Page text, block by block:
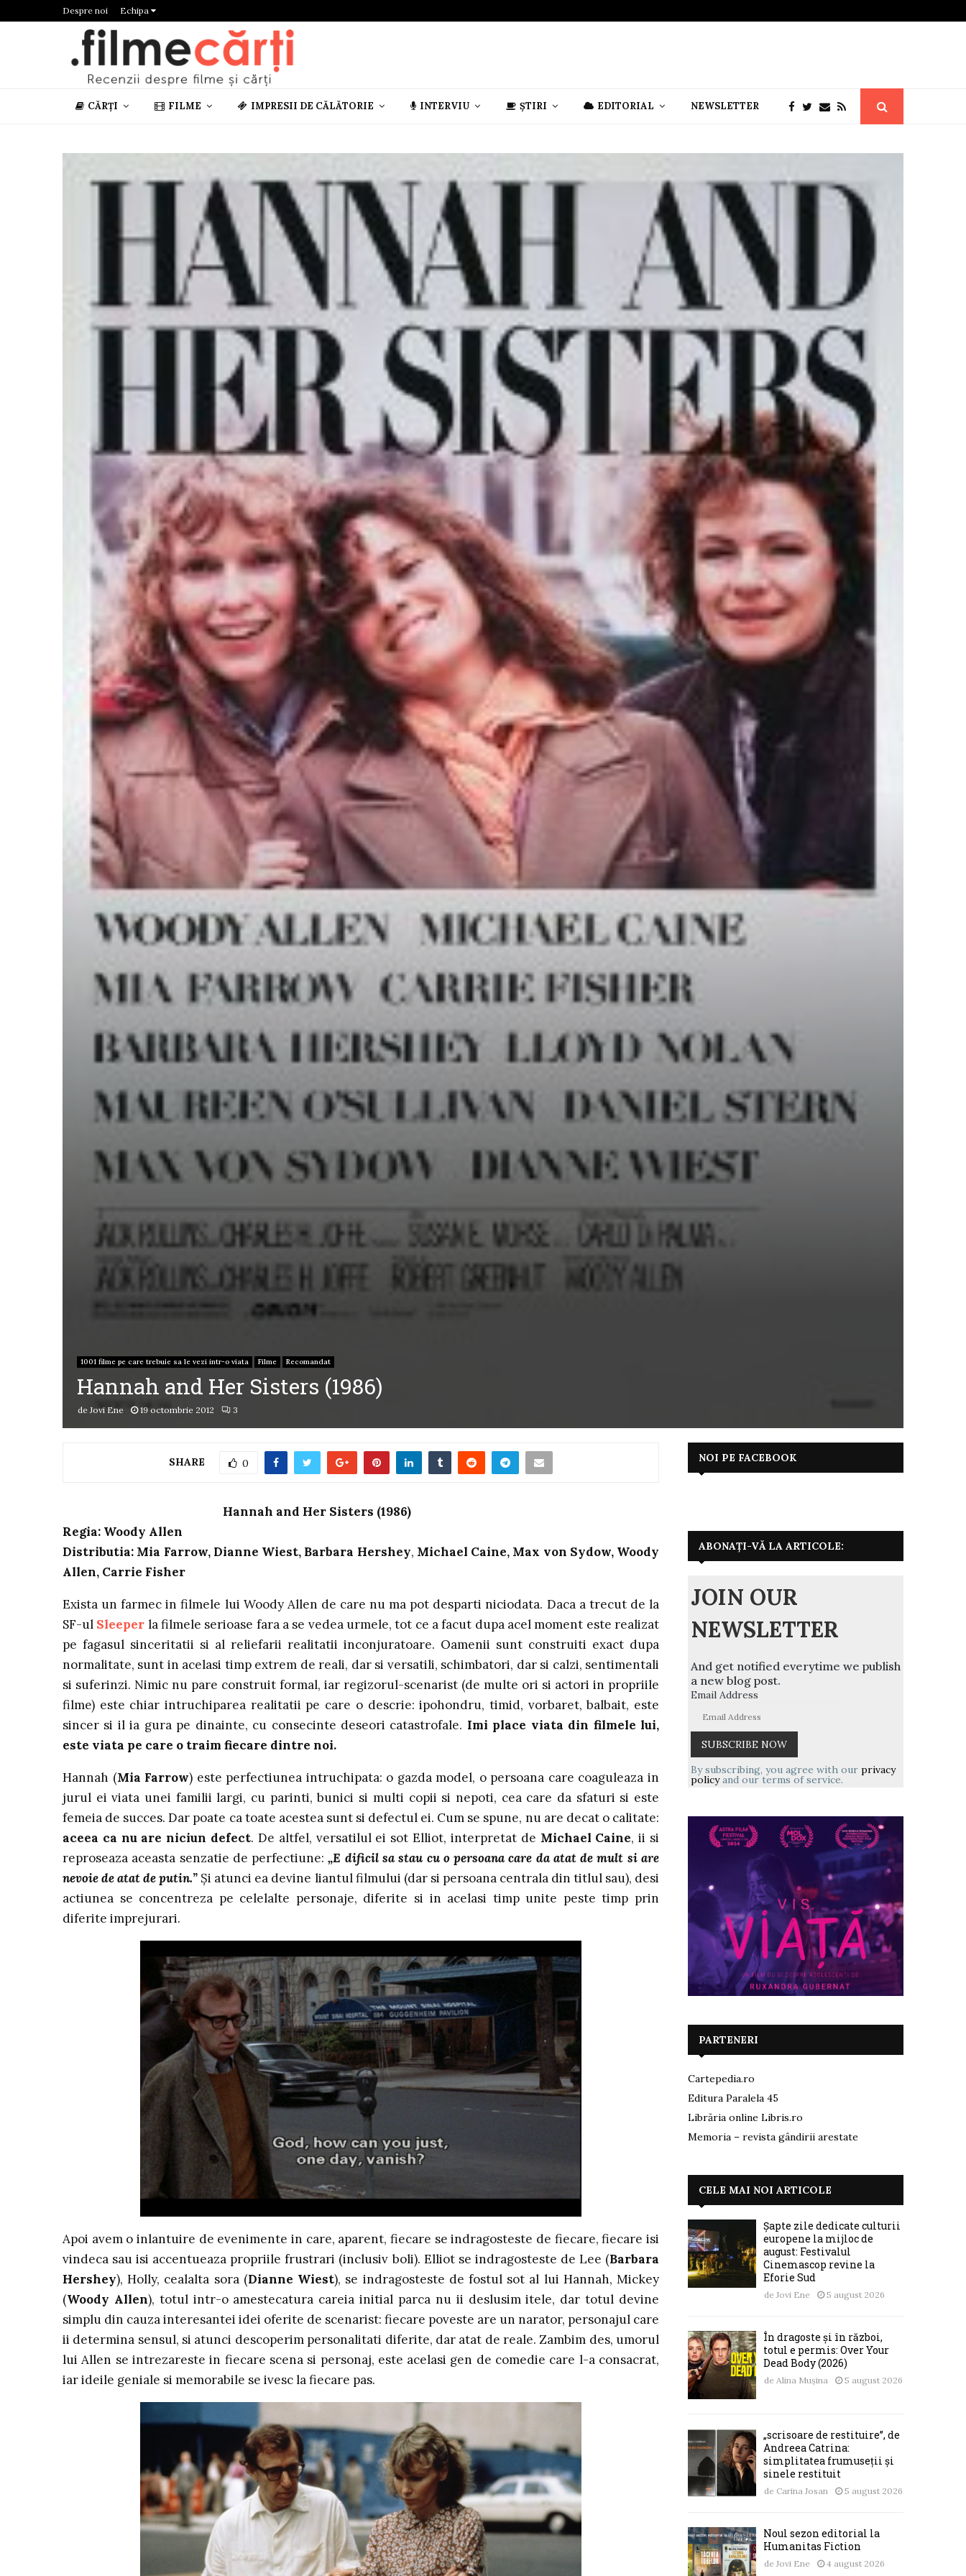
Despre noi Echipa
CĂRȚI FILME IMPRESII DE CĂLĂTORIE INTERVIU ȘTIRI EDITORIAL NEWSLETTER
1001 filme pe care trebuie sa le vezi intr-o viata Filme Recomandat
Hannah and Her Sisters (1986)
deJovi Ene 19 octombrie 2012 3
SHARE 0
Hannah and Her Sisters (1986)
Regia: Woody Allen
Distributia: Mia Farrow, Dianne Wiest, Barbara Hershey, Michael Caine, Max von Sydow, Woody
Allen, Carrie Fisher
Exista un farmec in filmele lui Woody Allen de care nu ma pot desparti niciodata. Daca a trecut de la
SF-ul Sleeper la filmele serioase fara a se vedea urmele, tot ce a facut dupa acel moment este realizat
pe fagasul sinceritatii si al reliefarii realitatii inconjuratoare. Oamenii sunt construiti exact dupa
normalitate, sunt in acelasi timp extrem de reali, dar si versatili, schimbatori, dar si calzi, sentimentali
si suferinzi. Nimic nu pare construit formal, iar regizorul-scenarist (de multe ori si actori in propriile
filme) este chiar intruchiparea realitatii pe care o descrie: ipohondru, timid, vorbaret, balbait, este
sincer si il ia gura pe dinainte, cu consecinte deseori catastrofale. Imi place viata din filmele lui,
este viata pe care o traim fiecare dintre noi.
Hannah (Mia Farrow) este perfectiunea intruchipata: o gazda model, o persoana care coaguleaza in
jurul ei viata unei familii largi, cu parinti, bunici si multi copii si nepoti, cea care da sfaturi si este
femeia de succes. Dar poate ca toate acestea sunt si defectul ei. Cum se spune, nu are decat o calitate:
aceea ca nu are niciun defect. De altfel, versatilul ei sot Elliot, interpretat de Michael Caine, ii si
reproseaza aceasta senzatie de perfectiune:„E dificil sa stau cu o persoana care da atat de mult si are
nevoie de atat de putin.” Şi atunci ea devine liantul filmului (dar si persoana centrala din titlul sau), desi
actiunea se concentreza pe celelalte personaje, diferite si in acelasi timp unite peste timp prin
diferite imprejurari.
Apoi avem o inlantuire de evenimente in care, aparent, fiecare se indragosteste de fiecare, fiecare isi
vindeca sau isi accentueaza propriile frustrari (inclusiv boli). Elliot se indragosteste de Lee (Barbara
Hershey), Holly, cealalta sora (Dianne Wiest), se indragosteste de fostul sot al lui Hannah, Mickey
(Woody Allen), totul intr-o amestecatura careia initial parca nu ii deslusim itele, dar totul devine
simplu din cauza interesantei idei oferite de scenarist: fiecare poveste are un narator, personajul care
ii determina sensul, si atunci descoperim personalitati diferite, dar atat de reale. Zambim des, umorul
lui Allen se intrezareste in fiecare scena si personaj, este acelasi gen de comedie care l-a consacrat,
iar ideile geniale si memorabile se ivesc la fiecare pas.
NOI PE FACEBOOK
ABONAȚI-VĂ LA ARTICOLE:
JOIN OUR
NEWSLETTER
And get notified everytime we publish
a new blog post.
Email Address
By subscribing, you agree with our privacy
policyand our terms of service.
PARTENERI
Cartepedia.ro
Editura Paralela 45
Librăria online Libris.ro
Memoria – revista gândirii arestate
CELE MAI NOI ARTICOLE
Șapte zile dedicate culturii
europene la mijloc de
august: Festivalul
Cinemascop revine la
Eforie Sud
de Jovi Ene 5 august 2026
În dragoste și în război,
totul e permis: Over Your
Dead Body (2026)
de Alina Mușina 5 august 2026
„scrisoare de restituire”, de
Andreea Catrina:
simplitatea frumuseții și
sinele restituit
de Carina Josan 5 august 2026
Noul sezon editorial la
Humanitas Fiction
de Jovi Ene 4 august 2026